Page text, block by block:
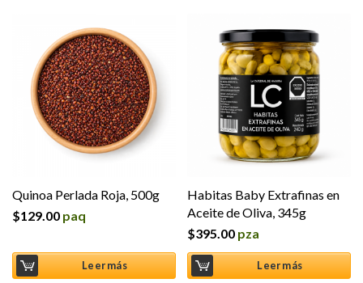
Quinoa Perlada Roja, 500g
$129.00 paq
Leer más
Habitas Baby Extrafinas en
Aceite de Oliva, 345g
$395.00 pza
Leer más